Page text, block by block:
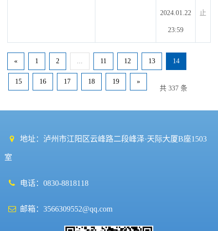
2024.01.22
23:59
止
« 1 2 ... 11 12 13 14
15 16 17 18 19
»
共 337 条
地址：泸州市江阳区云峰路二段峰泽·天际大厦B座1503
室
电话：0830-8818118
邮箱：3566309552@qq.com